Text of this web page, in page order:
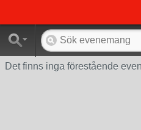
Det finns inga förestående